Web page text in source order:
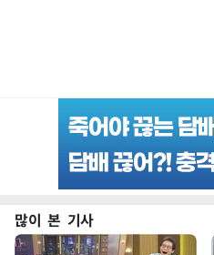
많이 본 기사